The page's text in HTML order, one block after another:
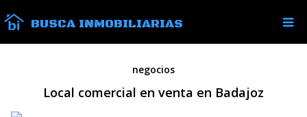
BUSCA INMOBILIARIAS
negocios
Local comercial en venta en Badajoz